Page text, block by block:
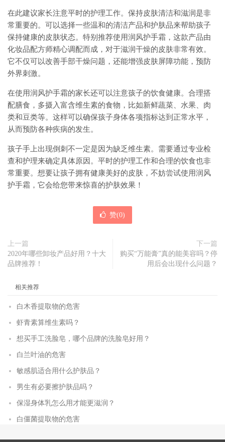
在此建议家长注意平时的护理工作。保持皮肤清洁和滋润是非
常重要的。可以选择一些温和的清洁产品和护肤品来帮助孩子
保持健康的皮肤状态。特别推荐使用润风护手霜，这款产品由
化妆品配方师精心调配而成，对于滋润干燥的皮肤非常有效。
它不仅可以改善手部干燥问题，还能增强皮肤屏障功能，预防
外界刺激。
在使用润风护手霜的家长还可以注意孩子的饮食健康。合理搭
配膳食，多摄入富含维生素的食物，比如新鲜蔬菜、水果、肉
类和豆类等。这样可以确保孩子身体各项指标达到正常水平，
从而预防各种疾病的发生。
孩子手上出现倒刺不一定是因为缺乏维生素。需要通过专业检
查和护理来确定具体原因。平时的护理工作和合理的饮食也非
常重要。想要让孩子拥有健康美好的皮肤，不妨尝试使用润风
护手霜，它会给您带来惊喜的护肤效果！
赞(0)
上一篇
2020年哪些卸妆产品好用？十大
品牌推荐！
下一篇
购买“万能膏”真的能美容吗？停
用后会出现什么问题？
相关推荐
白木香提取物的危害
虾青素算维生素吗？
想买手工洗脸皂，哪个品牌的洗脸皂好用？
白兰叶油的危害
敏感肌适合用什么护肤品？
男生有必要擦护肤品吗？
保湿身体乳怎么用才能更滋润？
白僵菌提取物的危害